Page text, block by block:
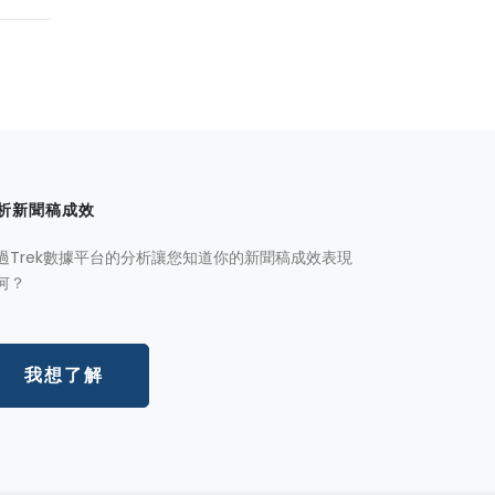
新聞稿成效
Trek數據平台的分析讓您知道你的新聞稿成效表現
？
我想了解